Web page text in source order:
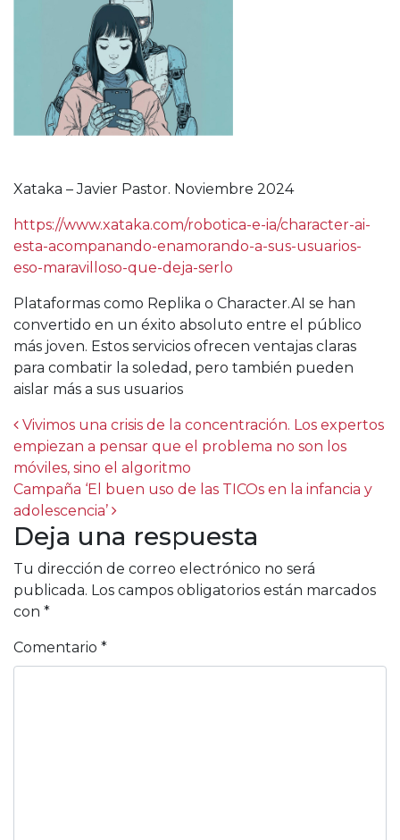
Xataka – Javier Pastor. Noviembre 2024
https://www.xataka.com/robotica-e-ia/character-ai-
esta-acompanando-enamorando-a-sus-usuarios-
eso-maravilloso-que-deja-serlo
Plataformas como Replika o Character.AI se han
convertido en un éxito absoluto entre el público
más joven. Estos servicios ofrecen ventajas claras
para combatir la soledad, pero también pueden
aislar más a sus usuarios
Post navigation
Vivimos una crisis de la concentración. Los expertos
empiezan a pensar que el problema no son los
móviles, sino el algoritmo
Campaña ‘El buen uso de las TICOs en la infancia y
adolescencia’
Deja una respuesta
Tu dirección de correo electrónico no será
publicada. Los campos obligatorios están marcados
con *
Comentario *